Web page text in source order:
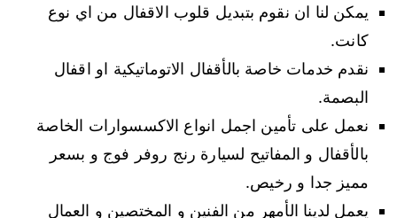
يمكن لنا ان نقوم بتبديل قلوب الاقفال من اي نوع
كانت.
نقدم خدمات خاصة بالأقفال الاتوماتيكية او اقفال
البصمة.
نعمل على تأمين اجمل انواع الاكسسوارات الخاصة
بالأقفال و المفاتيح لسيارة رنج روفر فوج و بسعر
مميز جدا و رخيص.
يعمل لدينا الأمهر من الفنين و المختصين و العمال